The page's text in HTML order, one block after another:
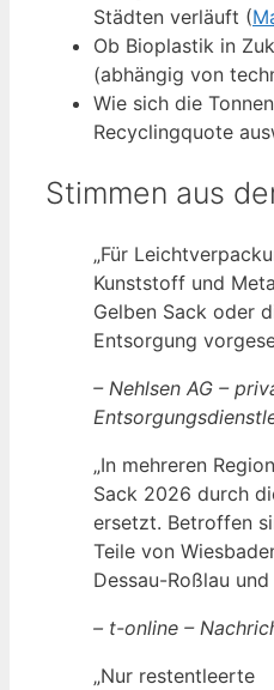
Städten verläuft (
Ob Bioplastik in
(abhängig von
Wie sich die
Recyclingquote
Stimmen aus
„Für
Kunststoff und
Gelben Sack oder
Entsorgung
– Nehlsen AG –
„In mehreren
Sack 2026 durch
ersetzt. Betroffen
Teile von
Dessau-Roßlau und
– t-online –
„Nur restentleerte